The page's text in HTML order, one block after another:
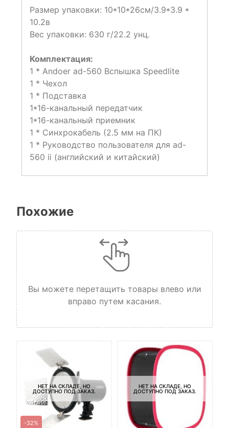
Размер упаковки: 10*10*26см/3.9*3.9 *
10.2в
Вес упаковки: 630 г/22.2 унц.
Комплектация:
1 * Аndoer ad-560 Вспышка Speedlite
1 * Чехол
1 * Подставка
1*16-канальный передатчик
1*16-канальный приемник
1 * Синхрокабель (2.5 мм на ПК)
1 * Руководство пользователя для ad-
560 ⅱ (английский и китайский)
Похожие
Вы можете перетащить товары влево или
вправо путем касания.
НЕТ НА СКЛАДЕ, НО
ДОСТУПНО ПОД ЗАКАЗ.
-32%
НЕТ НА СКЛАДЕ, НО
ДОСТУПНО ПОД ЗАКАЗ.